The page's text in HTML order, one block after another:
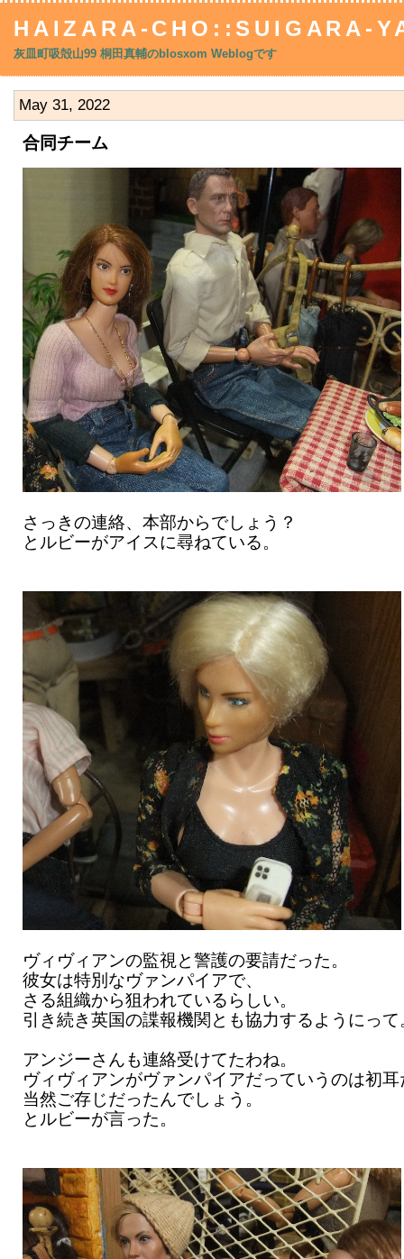
HAIZARA-CHO::SUIGARA-
灰皿町吸殻山99 桐田真輔のblosxom Weblogです
May 31, 2022
合同チーム
さっきの連絡、本部からでしょう？
とルビーがアイスに尋ねている。
ヴィヴィアンの監視と警護の要請だった。
彼女は特別なヴァンパイアで、
さる組織から狙われているらしい。
引き続き英国の諜報機関とも協力するようにって
アンジーさんも連絡受けてたわね。
ヴィヴィアンがヴァンパイアだっていうのは初
当然ご存じだったんでしょう。
とルビーが言った。